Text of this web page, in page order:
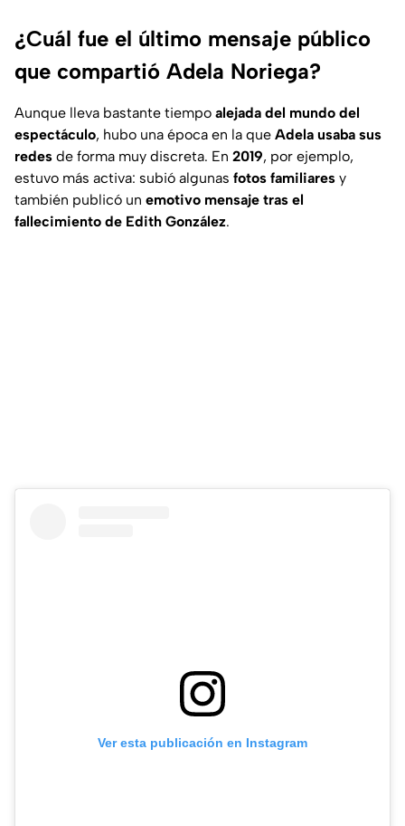
¿Cuál fue el último mensaje público
que compartió Adela Noriega?
Aunque lleva bastante tiempo alejada del mundo del
espectáculo, hubo una época en la que Adela usaba sus
redes de forma muy discreta. En 2019, por ejemplo,
estuvo más activa: subió algunas fotos familiares y
también publicó un emotivo mensaje tras el
fallecimiento de Edith González.
Ver esta publicación en Instagram